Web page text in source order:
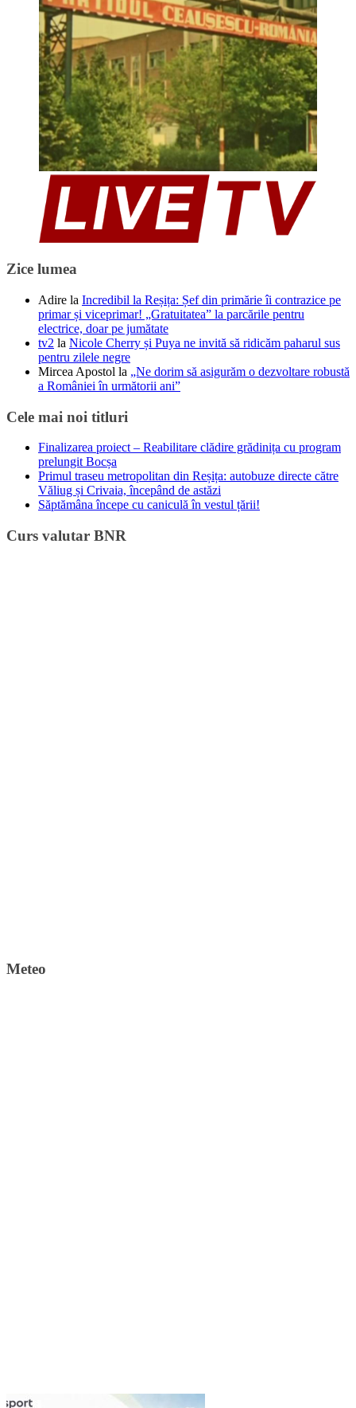
Zice lumea
Adire la Incredibil la Reșița: Șef din primărie îi contrazice pe
primar și viceprimar! „Gratuitatea” la parcările pentru
electrice, doar pe jumătate
tv2 la Nicole Cherry și Puya ne invită să ridicăm paharul sus
pentru zilele negre
Mircea Apostol la „Ne dorim să asigurăm o dezvoltare robustă
a României în următorii ani”
Cele mai noi titluri
Finalizarea proiect – Reabilitare clădire grădinița cu program
prelungit Bocșa
Primul traseu metropolitan din Reșița: autobuze directe către
Văliug și Crivaia, începând de astăzi
Săptămâna începe cu caniculă în vestul țării!
Curs valutar BNR
Meteo